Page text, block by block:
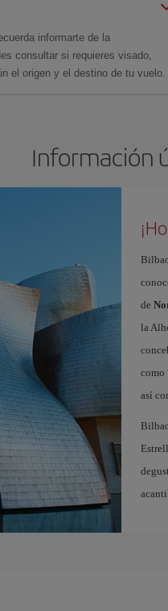
informarte de la
consultar si requieres visado,
el origen y el destino de tu vuelo.
Información
de
la
como
así